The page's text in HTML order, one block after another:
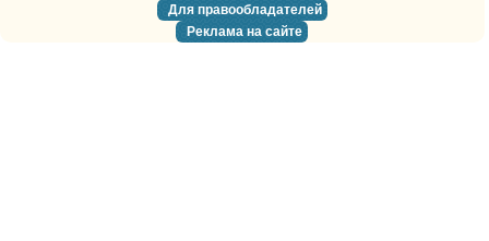
Для правообладателей
Реклама на сайте